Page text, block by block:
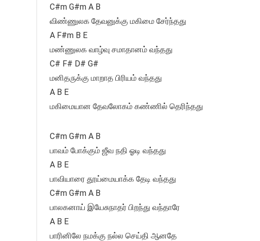
C#m G#m A B
விண்ணுலக தேவனுக்கு மகிமை சேர்ந்தது
A F#m B E
மண்ணுலக வாழ்வு சமாதானம் வந்தது
C# F# D# G#
மனிதருக்கு மாறாத பிரியம் வந்தது
A B E
மகிமையான தேவலோகம் கண்ணில் தெரிந்தது
C#m G#m A B
பாவம் போக்கும் ஜீவ நதி ஓடி வந்தது
A B E
பாவியாரை தூய்மையாக்க தேடி வந்தது
C#m G#m A B
பாலகனாய் இயேசுநாதர் பிறந்து வந்தாரே
A B E
பாரினிலே நமக்கு நல்ல செய்தி ஆனதே